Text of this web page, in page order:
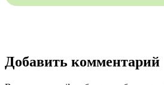
Добавить комментарий